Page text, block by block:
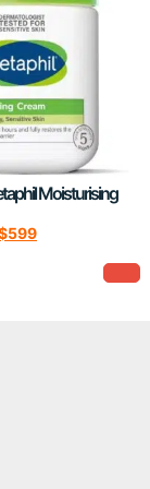
Moisturising
599